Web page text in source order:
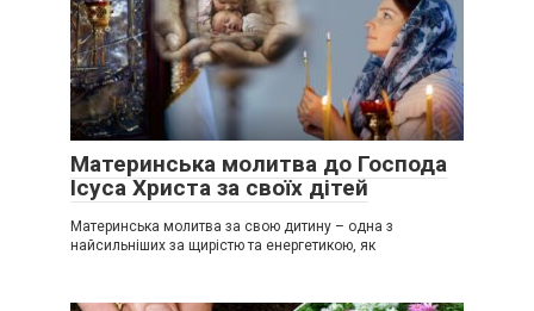
Материнська молитва до Господа
Ісуса Христа за своїх дітей
Материнська молитва за свою дитину – одна з
найсильніших за щирістю та енергетикою, як